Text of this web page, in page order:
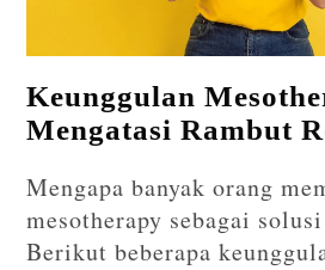
Keunggulan
Mengatasi Rambut
Mengapa banyak orang
mesotherapy sebagai
Berikut beberapa